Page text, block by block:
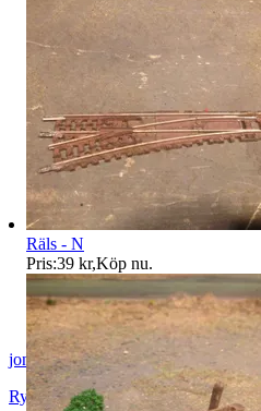
jon-52
Rydaholm,Sverige
Räls - N
Pris:39 kr,Köp nu.